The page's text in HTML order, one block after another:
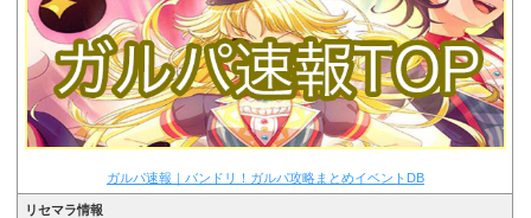
ガルパ速報｜バンドリ！ガルパ攻略まとめイベントDB
リセマラ情報